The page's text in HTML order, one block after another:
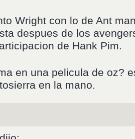
Wright con lo de Ant
despues de los
de Hank Pim.
en una pelicula de oz?
en la mano.